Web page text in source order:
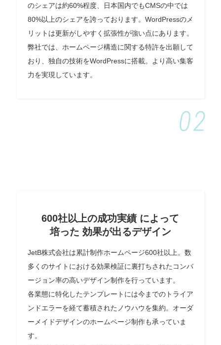
のシェアは約60%程度、日本国内でもCMSの中では
80%以上のシェアを誇っております。WordPressのメ
リットは更新がしやすく拡張性が強い点にあります。
弊社では、ホームページ構造に関する特許を出願して
おり、独自の技術をWordPressに搭載。より高い集客
力を実現しています。
600社以上の成功実績 によって
培った 効果が出るデザイン
JetB株式会社は累計制作ホームページ600社以上。数
多くのサイトにおける効果検証に裏打ちされたコンバ
ージョン率の高いデザイン制作を行っています。
各業態に特化したテンプレートには今までのトライア
ンドエラーを経て蓄積されたノウハウを集約。オーダ
ーメイドデザインのホームページ制作も承っていま
す。